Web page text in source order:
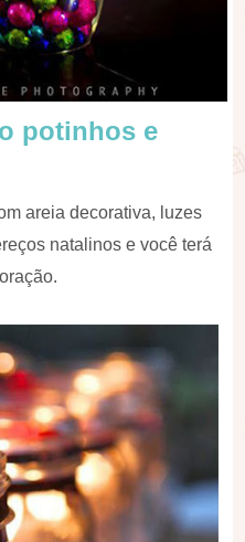
potinhos e
areia decorativa, luzes
natalinos e você terá